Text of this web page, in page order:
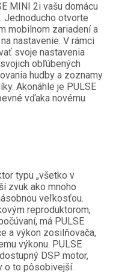
MINI 2i vašu domácu
Jednoducho otvorte
mobilnom zariadení a
nastavenie. V rámci
svoje nastavenia
obľúbených
hudby a zoznamy
Akonáhle je PULSE
vďaka novému
typu „všetko v
zvuk ako mnoho
veľkosťou.
reproduktorom,
má PULSE
a výkon zosilňovača,
výkonu. PULSE
DSP motor,
o to pôsobivejší.